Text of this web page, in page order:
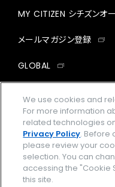
MY CITIZEN シチズンオ
メールマガジン登録
GLOBAL
企業
プライバシーポ
We use cookies and
For more information
related technologies
Privacy Policy. Before
please review your
selection. You can
accessing the "Cookie
this site.